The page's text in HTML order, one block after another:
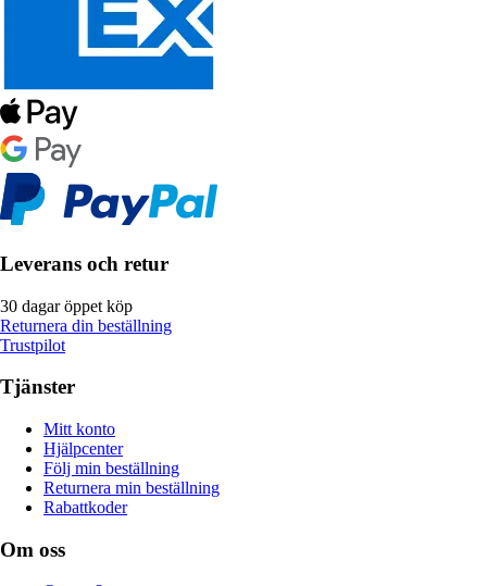
Leverans och retur
30 dagar öppet köp
Returnera din beställning
Trustpilot
Tjänster
Mitt konto
Hjälpcenter
Följ min beställning
Returnera min beställning
Rabattkoder
Om oss